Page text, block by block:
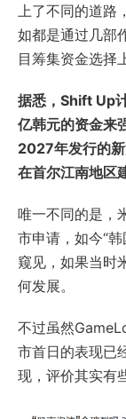
上了不同的道
如都是通过几部
目筹集资金选择
据悉，Shift Up
亿韩元的资金来
2027年发行的
在首尔江南地区
唯一不同的是，
市申请，如今“
窥见，如果当时
何发展。
不过虽然
市首日的表现已
现，评价其实有